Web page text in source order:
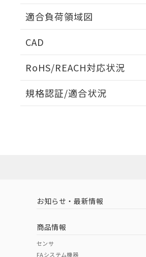
適合負荷領域図
CAD
RoHS/REACH対応状況
EU RoHS 注意事項・凡例
中国 RoHS 注意事項・凡例
中国 RoHS表
規格認証/適合状況
（イギリス
（ノルウェー
お知らせ・最新情報
商品情報
センサ
FAシステム機器